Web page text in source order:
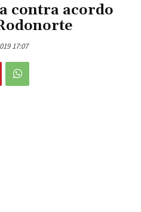
contra acordo
17:07